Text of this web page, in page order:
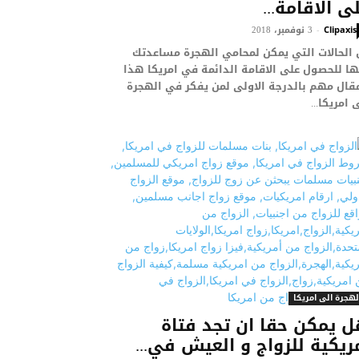
الاقامة...
Clipaxis
- 3 نوفمبر، 2018
الحالات التي يمكن لمحامي الهجرة مساعدتك
للحصول على الاقامة الدائمة في امريكا هذا
مهم بالدرجة الاولى لمن يفكر في الهجرة
امريكا...
الى امريكا
يمكن حقا ان تجد فتاة
للزواج و العيش في...